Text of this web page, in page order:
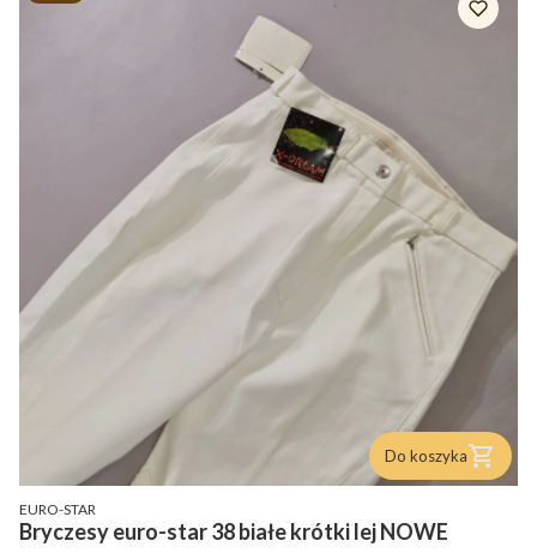
Do koszyka
PRODUCENT
EURO-STAR
Bryczesy euro-star 38 białe krótki lej NOWE